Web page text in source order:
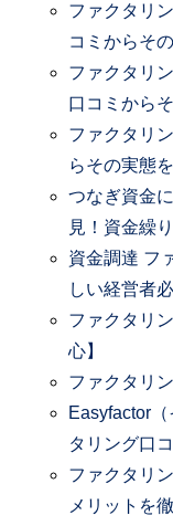
ファクタリ
コミからそ
ファクタリ
口コミから
ファクタリ
らその実態
つなぎ資金
見！資金繰り
資金調達 フ
しい経営者必
ファクタリ
心】
ファクタリ
Easyfactor
タリング口
ファクタリ
メリットを